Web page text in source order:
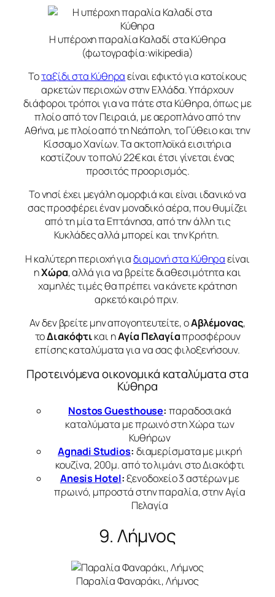
Η υπέροχη παραλία Καλαδί στα Κύθηρα
(φωτογραφία:wikipedia)
Τοταξίδι στα Κύθηραείναι εφικτό για κατοίκους
αρκετών περιοχών στην Ελλάδα. Υπάρχουν
διάφοροι τρόποι για να πάτε στα Κύθηρα, όπως με
πλοίο από τον Πειραιά, με αεροπλάνο από την
Αθήνα, με πλοίο από τη Νεάπολη, το Γύθειο και την
Κίσσαμο Χανίων. Τα ακτοπλοϊκά εισιτήρια
κοστίζουν το πολύ 22€ και έτσι γίνεται ένας
προσιτός προορισμός.
Το νησί έχει μεγάλη ομορφιά και είναι ιδανικό να
σας προσφέρει έναν μοναδικό αέρα, που θυμίζει
από τη μία τα Επτάνησα, από την άλλη τις
Κυκλάδες αλλά μπορεί και την Κρήτη.
Η καλύτερη περιοχή γιαδιαμονή στα Κύθηραείναι
ηΧώρα, αλλά για να βρείτε διαθεσιμότητα και
χαμηλές τιμές θα πρέπει να κάνετε κράτηση
αρκετό καιρό πριν.
Αν δεν βρείτε μην απογοητευτείτε, οΑβλέμονας,
τοΔιακόφτικαι ηΑγία Πελαγίαπροσφέρουν
επίσης καταλύματα για να σας φιλοξενήσουν.
Προτεινόμενα οικονομικά καταλύματα στα
Κύθηρα
Nostos Guesthouse:παραδοσιακά
καταλύματα με πρωινό στη Χώρα των
Κυθήρων
Agnadi Studios: διαμερίσματα με μικρή
κουζίνα, 200μ. από το λιμάνι στο Διακόφτι
Anesis Hotel:ξενοδοχείο 3 αστέρων με
πρωινό, μπροστά στην παραλία, στην Αγία
Πελαγία
9. Λήμνος
Παραλία Φαναράκι, Λήμνος